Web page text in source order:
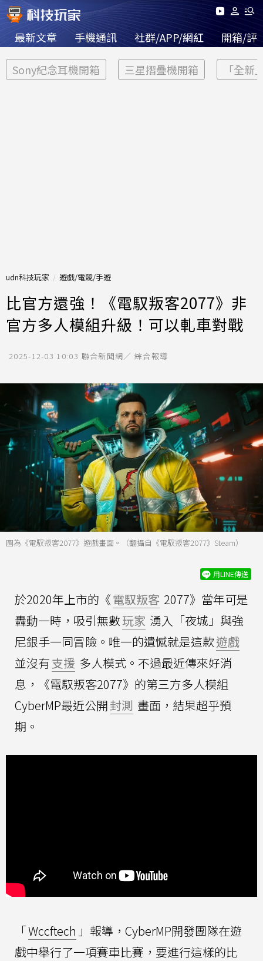
最新文章 手機通訊 社群/APP/網紅 開箱/評
Sony紀念耳機開箱 三星摺疊機開箱 「全新
udn科技玩家 遊戲/電競/手遊
比官方還強！《電馭叛客2077》非
官方多人模組升級！可以軋車對戰
2025-12-03 10:03 聯合新聞網／ 綜合報導
圖為《電馭叛客2077》遊戲畫面。（翻攝自《電馭叛客2077》Steam）
用LINE傳送
於2020年上市的《電馭叛客 2077》當年可是
轟動一時，吸引無數玩家 湧入「夜城」與強
尼銀手一同冒險。唯一的遺憾就是這款遊戲
並沒有支援 多人模式。不過最近傳來好消
息，《電馭叛客2077》的第三方多人模組
CyberMP最近公開封測 畫面，結果超乎預
期。
「Wccftech 」報導，CyberMP開發團隊在遊
戲中舉行了一項賽車比賽，要進行這樣的比